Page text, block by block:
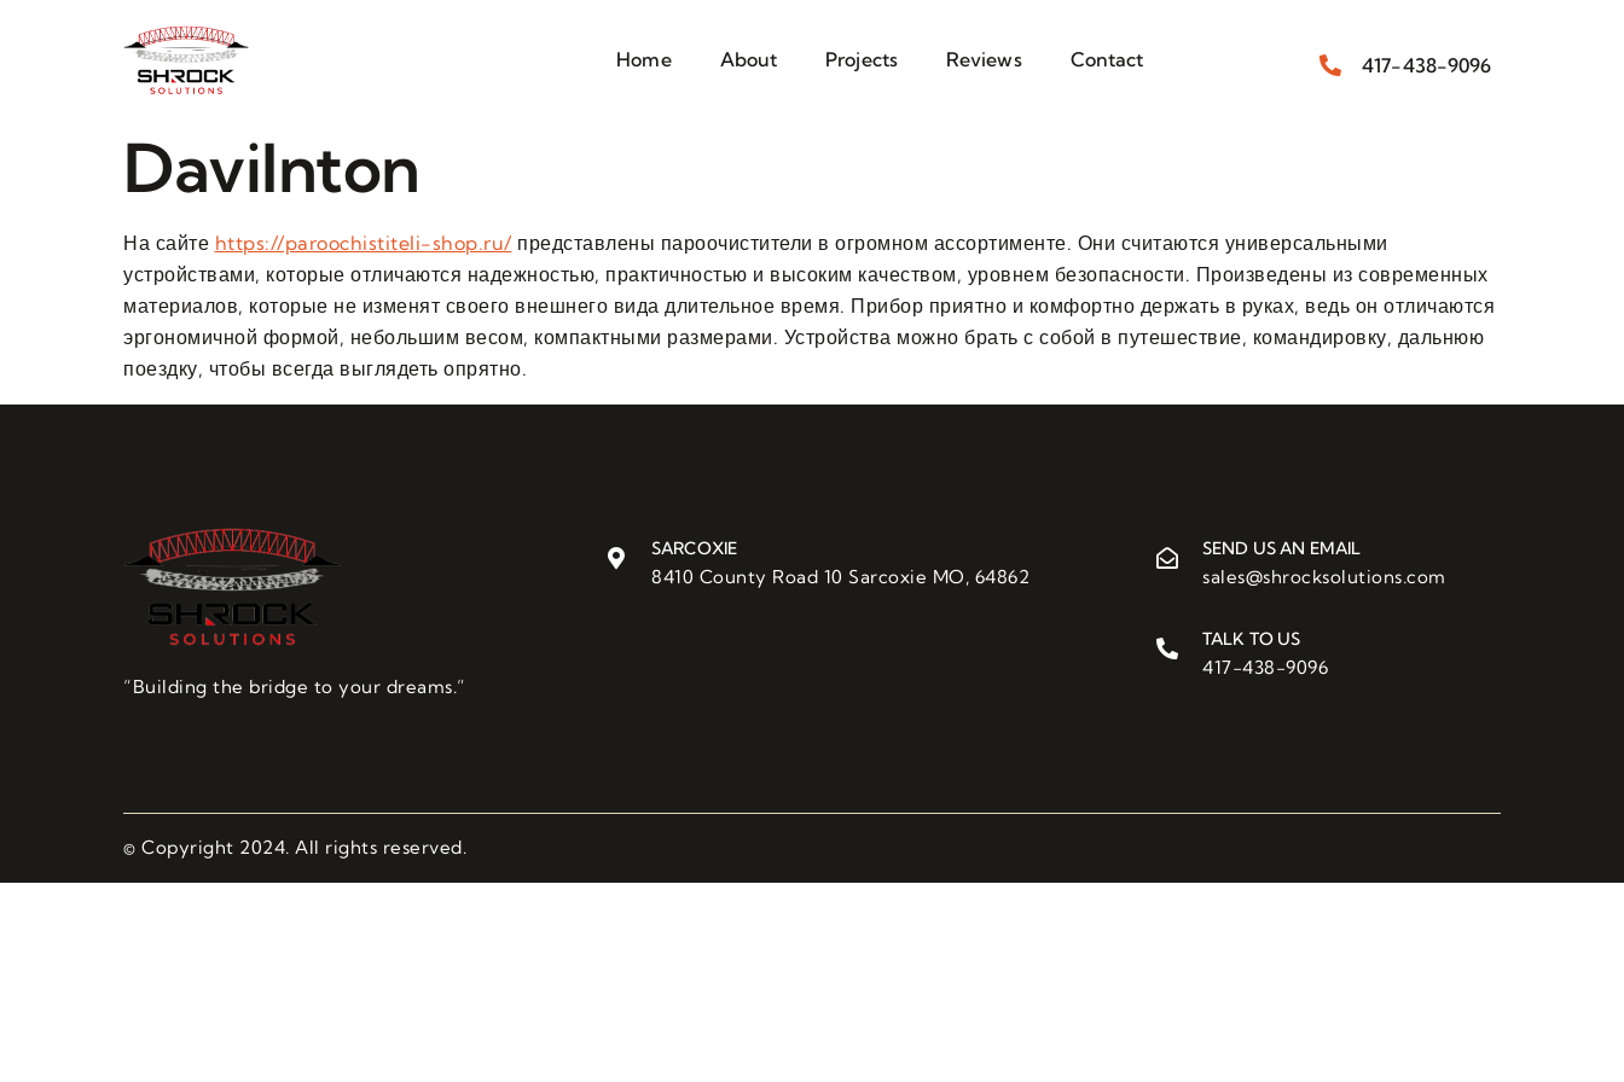
Home About Projects Reviews Contact 417-438-9096
Davilnton
На сайте https://paroochistiteli-shop.ru/представлены пароочистители в огромном ассортименте. Они считаются универсальными
устройствами, которые отличаются надежностью, практичностью и высоким качеством, уровнем безопасности. Произведены из современных
материалов, которые не изменят своего внешнего вида длительное время. Прибор приятно и комфортно держать в руках, ведь он отличаются
эргономичной формой, небольшим весом, компактными размерами. Устройства можно брать с собой в путешествие, командировку, дальнюю
поездку, чтобы всегда выглядеть опрятно.
“Building the bridge to your dreams.”
SARCOXIE
8410 County Road 10 Sarcoxie MO, 64862
SEND US AN EMAIL
sales@shrocksolutions.com
TALK TO US
417-438-9096
© Copyright 2024. All rights reserved.